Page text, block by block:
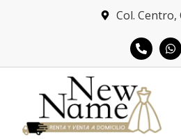
Col. Centro,